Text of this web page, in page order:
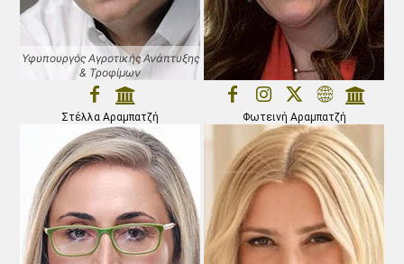
Υφυπουργός Αγροτικής Ανάπτυξης
& Τροφίμων
Στέλλα Αραμπατζή Φωτεινή Αραμπατζή